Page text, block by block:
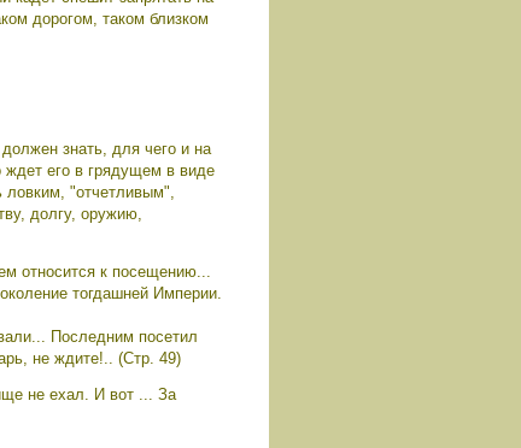
дорогом, таком близком
знать, для чего и на
ждет его в грядущем в виде
ловким, "отчетливым",
долгу, оружию,
относится к посещению...
тогдашней Империи.
Последним посетил
не ждите!.. (Стр. 49)
не ехал. И вот ... За